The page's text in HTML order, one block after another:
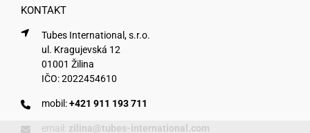
KONTAKT
Tubes International, s.r.o.
ul. Kragujevská 12
01001 Žilina
IČO: 2022454610
mobil:+421 911 193 711
email: zilina@tubes-international.com